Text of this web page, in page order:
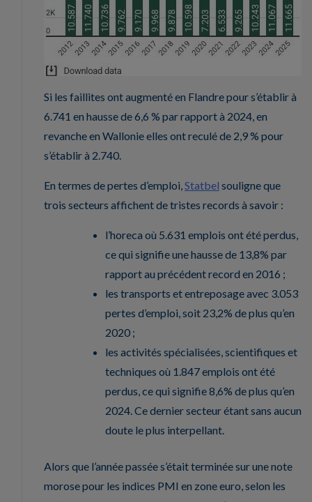
Si les faillites ont augmenté en Flandre pour s’établir à
6.741 en hausse de 6,6 % par rapport à 2024, en
revanche en Wallonie elles ont reculé de 2,9 % pour
s’établir à 2.740.
En termes de pertes d’emploi,Statbel souligne que
trois secteurs affichent de tristes records à savoir :
l’horeca où 5.631 emplois ont été perdus,
ce qui signifie une hausse de 13,8% par
rapport au précédent record en 2016 ;
les transports et entreposage avec 3.053
pertes d’emploi, soit 23,2% de plus qu’en
2020 ;
les activités spécialisées, scientifiques et
techniques où 1.847 emplois ont été
perdus, ce qui signifie 8,6% de plus qu’en
2024. Ce dernier secteur étant sans aucun
doute le plus interpellant.
Alors que l’année passée s’était terminée sur une note
morose pour les indices PMI en zone euro, selon les